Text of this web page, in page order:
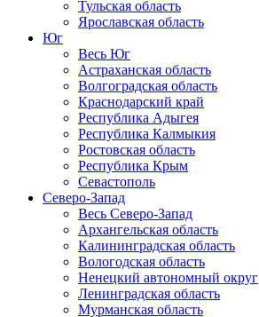
Тульская область
Ярославская область
Юг
Весь Юг
Астраханская область
Волгоградская область
Краснодарский край
Республика Адыгея
Республика Калмыкия
Ростовская область
Республика Крым
Севастополь
Северо-Запад
Весь Северо-Запад
Архангельская область
Калининградская область
Вологодская область
Ненецкий автономный округ
Ленинградская область
Мурманская область